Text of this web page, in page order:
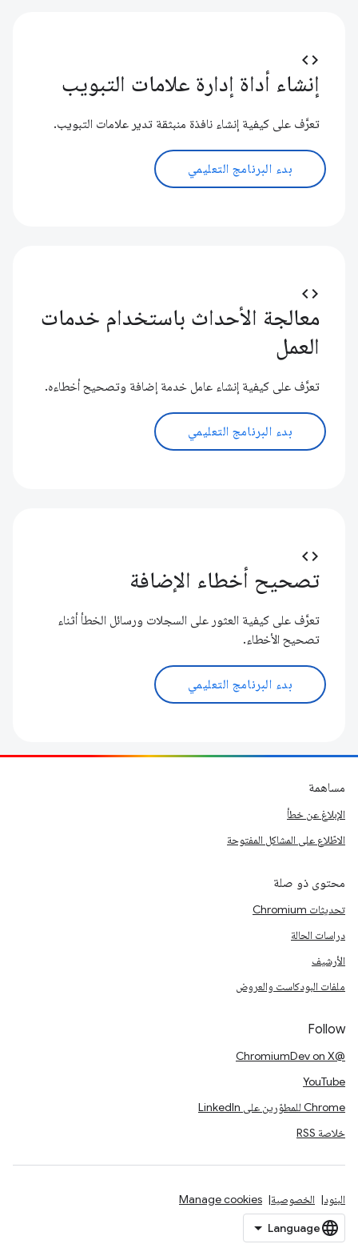
code
إنشاء أداة إدارة علامات التبويب
تعرَّف على كيفية إنشاء نافذة منبثقة تدير علامات التبويب.
بدء البرنامج التعليمي
code
معالجة الأحداث باستخدام خدمات
العمل
تعرَّف على كيفية إنشاء عامل خدمة إضافة وتصحيح أخطاءه.
بدء البرنامج التعليمي
code
تصحيح أخطاء الإضافة
تعرَّف على كيفية العثور على السجلات ورسائل الخطأ أثناء
تصحيح الأخطاء.
بدء البرنامج التعليمي
مساهمة
الإبلاغ عن خطأ
الاطّلاع على المشاكل المفتوحة
محتوى ذو صلة
تحديثات Chromium
دراسات الحالة
الأرشيف
ملفات البودكاست والعروض
Follow
@ChromiumDev on X
YouTube
Chrome للمطوّرين على LinkedIn
خلاصة RSS
البنود الخصوصية Manage cookies